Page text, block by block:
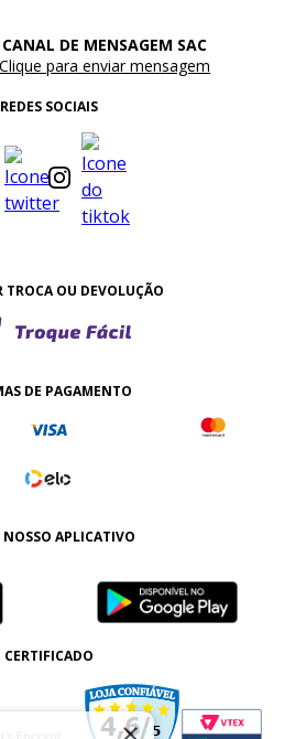
CANAL DE MENSAGEM SAC
Clique para enviar mensagem
REDES SOCIAIS
TROCA OU DEVOLUÇÃO
DE PAGAMENTO
NOSSO APLICATIVO
CERTIFICADO